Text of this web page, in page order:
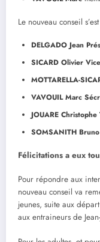
Le nouveau conseil
DELGADO Jean
SICARD Olivier
MOTTARELLA-
VAVOUIL Marc
JOUARE Christophe
SOMSANITH Bruno
Félicitations a eux
Pour répondre aux
nouveau conseil va
jeunes, suite aux
aux entraineurs de